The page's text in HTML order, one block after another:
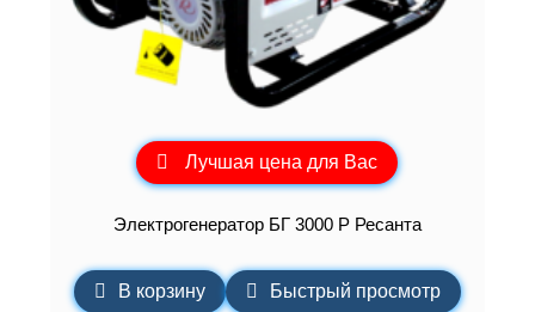
Лучшая цена для Вас
Электрогенератор БГ 3000 Р Ресанта
В корзину Быстрый просмотр